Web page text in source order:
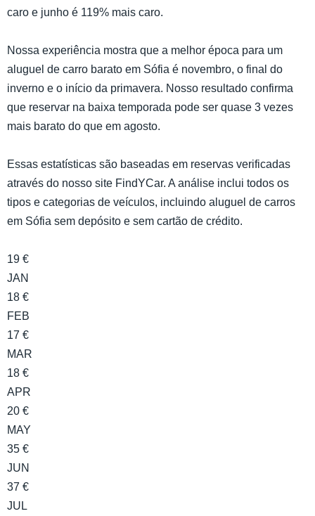
caro e junho é 119% mais caro.
Nossa experiência mostra que a melhor época para um
aluguel de carro barato em Sófia é novembro, o final do
inverno e o início da primavera. Nosso resultado confirma
que reservar na baixa temporada pode ser quase 3 vezes
mais barato do que em agosto.
Essas estatísticas são baseadas em reservas verificadas
através do nosso site FindYCar. A análise inclui todos os
tipos e categorias de veículos, incluindo aluguel de carros
em Sófia sem depósito e sem cartão de crédito.
19 €
JAN
18 €
FEB
17 €
MAR
18 €
APR
20 €
MAY
35 €
JUN
37 €
JUL